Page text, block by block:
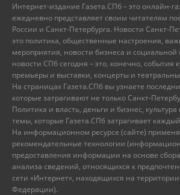
Интернет-издание Газета.СПб – это онлайн-
ежедневно представляет своим читателям
России и Санкт-Петербурга. Новости Санкт-
это политика, общественные настроения,
мероприятия, новости бизнеса и социальной
новости СПб сегодня – это, конечно, события
премьеры и выставки, концерты и
На страницах Газета.СПб вы узнаете
которые затрагивают не только Санкт-
Политика и власть, деньги и бизнес,
темы, которые Газета.СПб затрагивает
На информационном ресурсе (сайте)
рекомендательные технологии
предоставления информации на основе
анализа сведений, относящихся к
сети «Интернет», находящихся на
Федерации).